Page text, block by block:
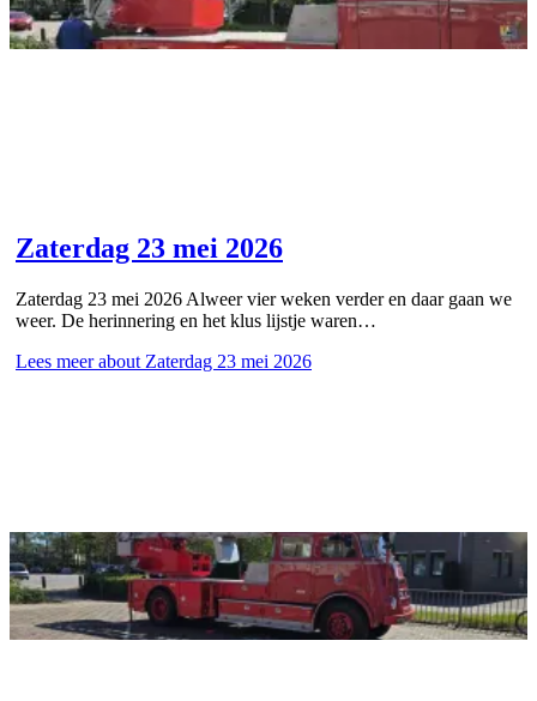
Zaterdag 23 mei 2026
Zaterdag 23 mei 2026 Alweer vier weken verder en daar gaan we
weer. De herinnering en het klus lijstje waren…
Lees meerabout Zaterdag 23 mei 2026